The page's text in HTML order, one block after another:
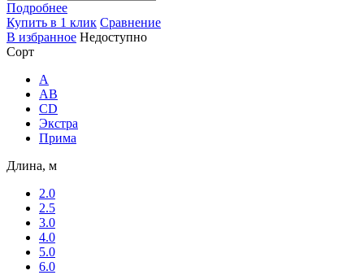
Подробнее
Купить в 1 клик Сравнение
В избранное Недоступно
Сорт
A
AB
CD
Экстра
Прима
Длина, м
2.0
2.5
3.0
4.0
5.0
6.0